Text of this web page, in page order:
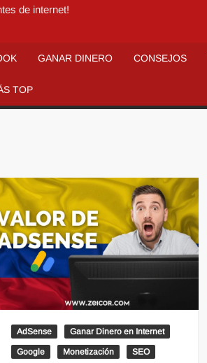
de internet!
GANAR DINERO CONSEJOS
TOP
AdSense Ganar Dinero en Internet
Google Monetización SEO